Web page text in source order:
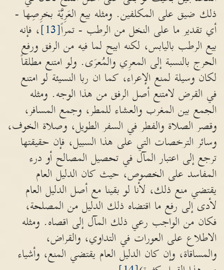
ذلك ضيق على المكلفين. ومثله بيع العَرِيَّة بخرِصِها -
أي تقدير ما على النخل من الرطب - تمراً[13]
، فإنه
بيع الرطب باليابس، لكنه ابيح لما فيه من الرفق ورفع
الحرج بالنسبة إلى المعرِي والمُعرَى. ولو امتنع مطلقاً
لكان وسيلة لمنع الإعراء، كما ان ربا النسيئة لو امتنع
في القرض لامتنع أصل الرفق من هذا الوجه. ومثله
الجمع بين المغرب والعشاء للمطر، وجمع المسافر،
وقصر الصلاة والفطر في السفر الطويل، وصلاة الخوف،
وسائر الترخصات التي على هذا السبيل، فإن حقيقتها
ترجع إلى اعتبار المآل في تحصيل المصالح أو درء
المفاسد على الخصوص، حيث كان الدليل العام
يقتضي منع ذلك، لأنا لو بقينا مع أصل الدليل العام
لأدى إلى رفع ما اقتضاه ذلك الدليل من المصلحة،
فكان من الواجب رعي ذلك المآل إلى اقصاه. ومثله
الاطلاع على العورات في التداوي، والقراض،
والمساقاة، وإن كان الدليل العام يقتضي المنع، وأشياء